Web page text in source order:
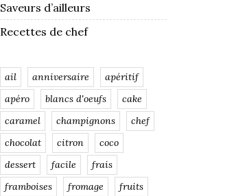
Saveurs d’ailleurs
Recettes de chef
ail anniversaire
apéritif
apéro
blancs d'oeufs
cake
caramel
champignons
chef
chocolat
citron
coco
dessert
facile
frais
framboises
fromage
fruits